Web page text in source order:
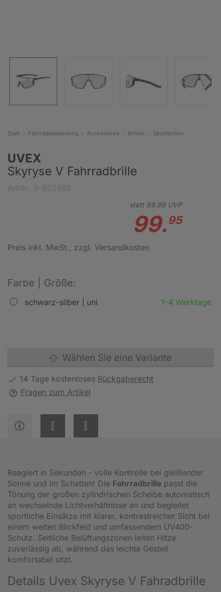
Start Fahrradbekleidung Accessoires Brillen Sportbrillen
UVEX
Skyryse V Fahrradbrille
statt 99.99UVP
99.95
Preis inkl. MwSt., zzgl. Versandkosten
Farbe | Größe:
schwarz-silber | uni 1-4 Werktage
Wählen Sie eine Variante
14 Tage kostenloses Rückgaberecht
Fragen zum Artikel
Reagiert in Sekunden - volle Kontrolle bei gleißender
Sonne und im Schatten! Die Fahrradbrille passt die
Tönung der großen zylindrischen Scheibe automatisch
an wechselnde Lichtverhältnisse an und begleitet
sportliche Einsätze mit klarer, kontrastreicher Sicht bei
einem weiten Blickfeld und umfassendem UV400-
Schutz. Seitliche Belüftungszonen leiten Hitze
zuverlässig ab, während das leichte Gestell
komfortabel sitzt.
Details Uvex Skyryse V Fahradbrille